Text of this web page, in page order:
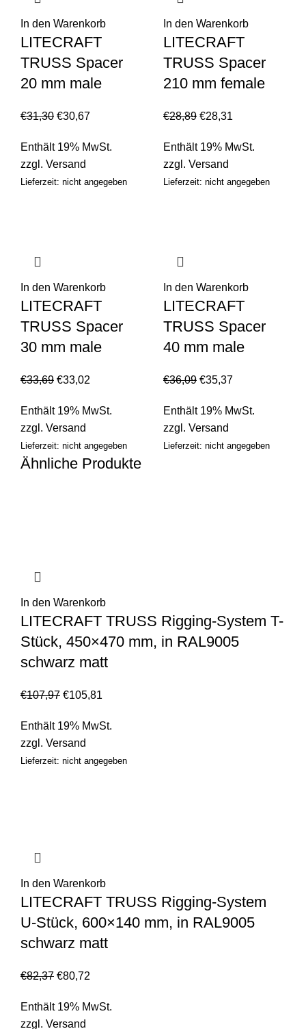
In den Warenkorb
LITECRAFT
TRUSS Spacer
20 mm male
€31,30 €30,67
Enthält 19% MwSt.
zzgl. Versand
Lieferzeit: nicht angegeben
In den Warenkorb
LITECRAFT
TRUSS Spacer
210 mm female
€28,89 €28,31
Enthält 19% MwSt.
zzgl. Versand
Lieferzeit: nicht angegeben
In den Warenkorb
LITECRAFT
TRUSS Spacer
30 mm male
€33,69 €33,02
Enthält 19% MwSt.
zzgl. Versand
Lieferzeit: nicht angegeben
In den Warenkorb
LITECRAFT
TRUSS Spacer
40 mm male
€36,09 €35,37
Enthält 19% MwSt.
zzgl. Versand
Lieferzeit: nicht angegeben
Ähnliche Produkte
In den Warenkorb
LITECRAFT TRUSS Rigging-System T-
Stück, 450×470 mm, in RAL9005
schwarz matt
€107,97 €105,81
Enthält 19% MwSt.
zzgl. Versand
Lieferzeit: nicht angegeben
In den Warenkorb
LITECRAFT TRUSS Rigging-System
U-Stück, 600×140 mm, in RAL9005
schwarz matt
€82,37 €80,72
Enthält 19% MwSt.
zzgl. Versand